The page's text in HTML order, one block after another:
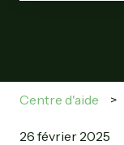
Centre d'aide
26 février 2025